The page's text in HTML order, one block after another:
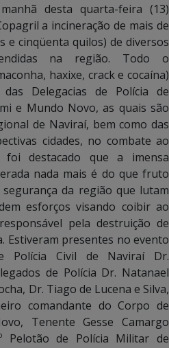
desta quarta-feira (13)
a incineração de mais de
e cinqüenta quilos) de diversos
na região. Todo o
haxixe, crack e cocaína)
Delegacias de Polícia de
e Mundo Novo, as quais são
de Naviraí, bem como das
cidades, no combate ao
foi destacado que a imensa
nada mais é do que fruto
da região que lutam
esforços visando coibir ao
pela destruição de
Estiveram presentes no evento
Polícia Civil de Naviraí Dr.
de Polícia Dr. Natanael
Dr. Tiago de Lucena e Silva,
comandante do Corpo de
Tenente Gesse Camargo
Pelotão de Polícia Militar de